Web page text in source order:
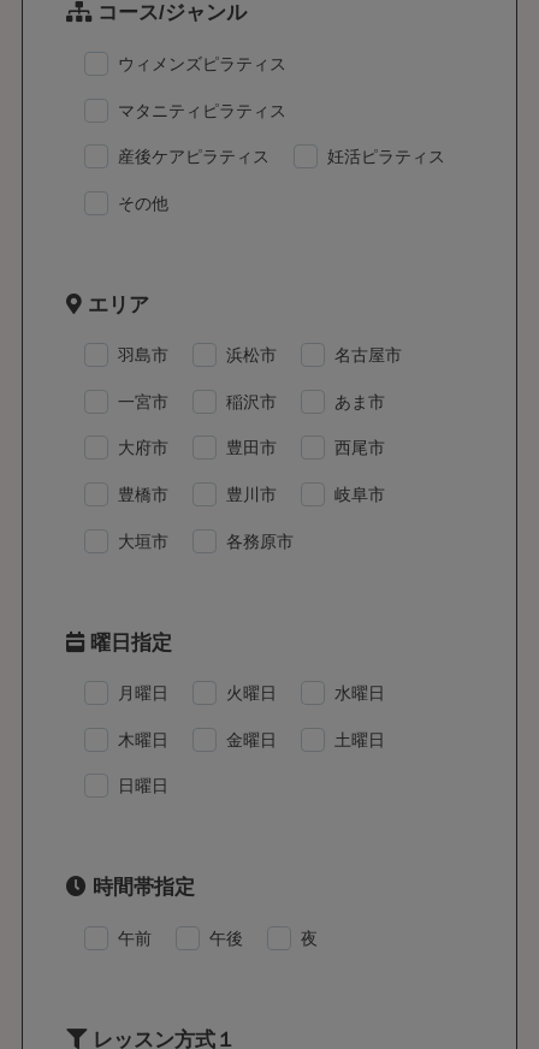
コース/ジャンル
ウィメンズピラティス
マタニティピラティス
産後ケアピラティス 妊活ピラティス
その他
エリア
羽島市 浜松市 名古屋市
一宮市 稲沢市 あま市
大府市 豊田市 西尾市
豊橋市 豊川市 岐阜市
大垣市 各務原市
曜日指定
月曜日 火曜日 水曜日
木曜日 金曜日 土曜日
日曜日
時間帯指定
午前 午後 夜
レッスン方式１